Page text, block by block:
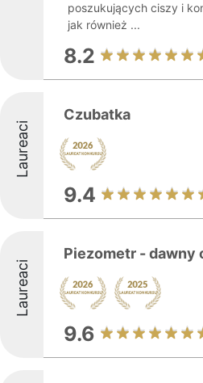
poszukujących ciszy i
jak również ...
8.2
Laureaci
Czubatka
9.4
Laureaci
Piezometr - dawny
9.6